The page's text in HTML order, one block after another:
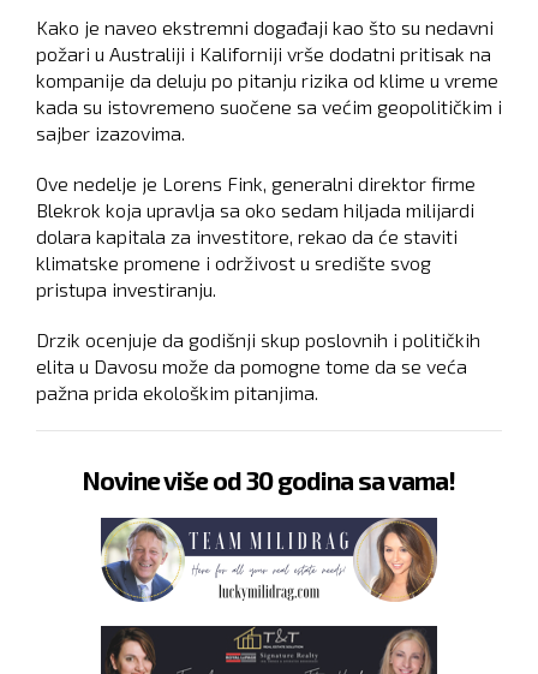
Kako je naveo ekstremni događaji kao što su nedavni
požari u Australiji i Kaliforniji vrše dodatni pritisak na
kompanije da deluju po pitanju rizika od klime u vreme
kada su istovremeno suočene sa većim geopolitičkim i
sajber izazovima.
Ove nedelje je Lorens Fink, generalni direktor firme
Blekrok koja upravlja sa oko sedam hiljada milijardi
dolara kapitala za investitore, rekao da će staviti
klimatske promene i održivost u središte svog
pristupa investiranju.
Drzik ocenjuje da godišnji skup poslovnih i političkih
elita u Davosu može da pomogne tome da se veća
pažna prida ekološkim pitanjima.
Novine više od 30 godina sa vama!